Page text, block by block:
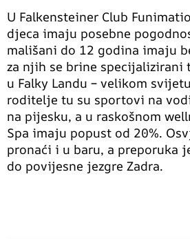
U Falkensteiner Club
djeca imaju posebne
mališani do 12 godina imaju
za njih se brine specijalizirani
u Falky Landu – velikom
roditelje tu su sportovi na
na pijesku, a u raskošnom
Spa imaju popust od 20%.
pronaći i u baru, a preporuka
do povijesne jezgre Zadra.